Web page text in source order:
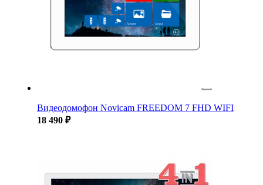
Видеодомофон Novicam FREEDOM 7 FHD WIFI
18 490 ₽